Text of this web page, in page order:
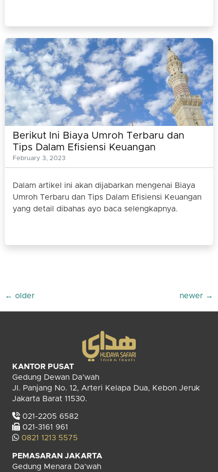
Berikut Ini Biaya Umroh Terbaru dan
Tips Dalam Efisiensi Keuangan
February 3, 2023
Dalam artikel ini akan dijabarkan mengenai Biaya
Umroh Terbaru dan Tips Dalam Efisiensi Keuangan
yang detail dibahas ayo baca selengkapnya.
← older newer →
KANTOR PUSAT
Gedung Dewan Da’wah
Jl. Panjang No. 12, Arteri Kelapa Dua, Kebon Jeruk
Jakarta Barat 11530.
021-2205 6582
021-3161 961
0821 1213 5575
PEMASARAN JAKARTA
Gedung Menara Da’wah